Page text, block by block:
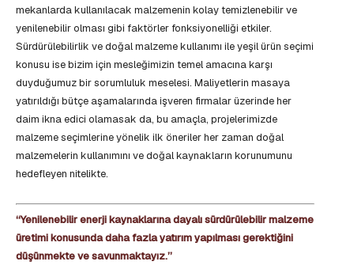
mekanlarda kullanılacak malzemenin kolay temizlenebilir ve
yenilenebilir olması gibi faktörler fonksiyonelliği etkiler.
Sürdürülebilirlik ve doğal malzeme kullanımı ile yeşil ürün seçimi
konusu ise bizim için mesleğimizin temel amacına karşı
duyduğumuz bir sorumluluk meselesi. Maliyetlerin masaya
yatırıldığı bütçe aşamalarında işveren firmalar üzerinde her
daim ikna edici olamasak da, bu amaçla, projelerimizde
malzeme seçimlerine yönelik ilk öneriler her zaman doğal
malzemelerin kullanımını ve doğal kaynakların korunumunu
hedefleyen nitelikte.
‘‘Yenilenebilir enerji kaynaklarına dayalı sürdürülebilir malzeme
üretimi konusunda daha fazla yatırım yapılması gerektiğini
düşünmekte ve savunmaktayız.’’